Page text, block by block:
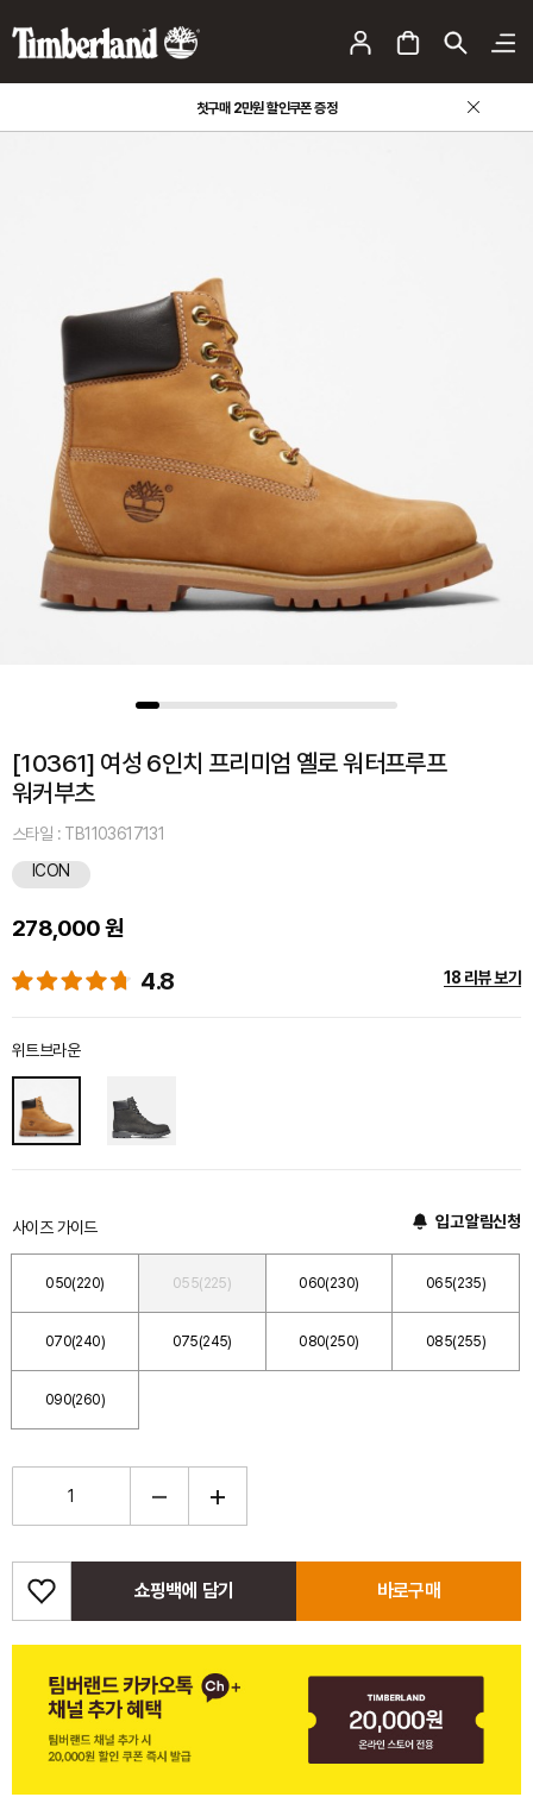
팀버랜드 사칭 판매 사이트 주의 안내
[10361] 여성 6인치 프리미엄 옐로 워터프루프
워커부츠
스타일 : TB1103617131
ICON
278,000 원
4.8 18 리뷰 보기
위트브라운
사이즈 가이드 입고 알림신청
050(220) 055(225) 060(230) 065(235)
070(240) 075(245) 080(250) 085(255)
090(260)
쇼핑백에 담기 바로구매